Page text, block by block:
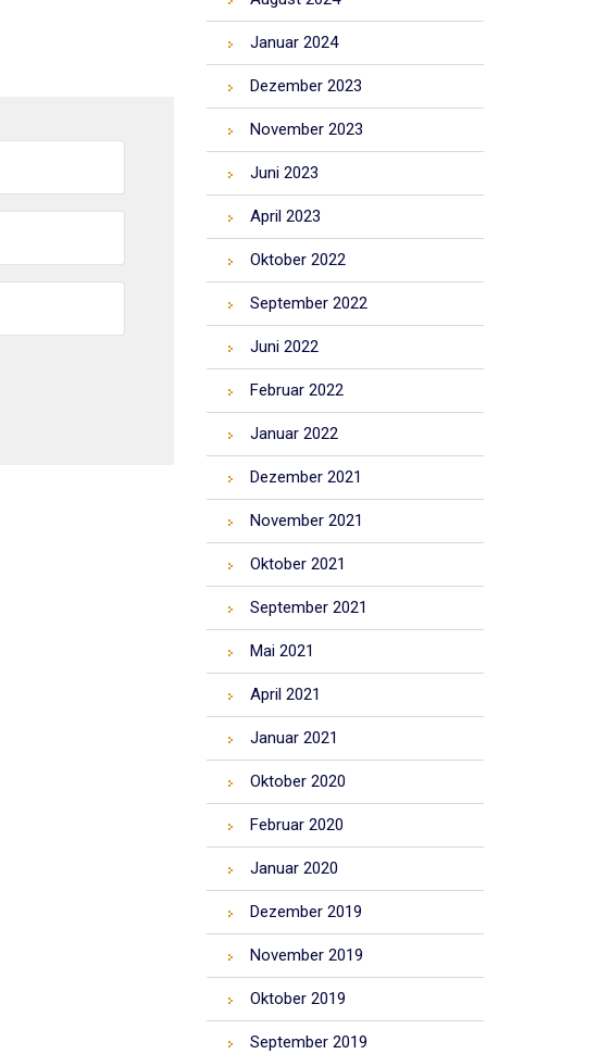
Januar 2024
Dezember 2023
November 2023
Juni 2023
April 2023
Oktober 2022
September 2022
Juni 2022
Februar 2022
Januar 2022
Dezember 2021
November 2021
Oktober 2021
September 2021
Mai 2021
April 2021
Januar 2021
Oktober 2020
Februar 2020
Januar 2020
Dezember 2019
November 2019
Oktober 2019
September 2019